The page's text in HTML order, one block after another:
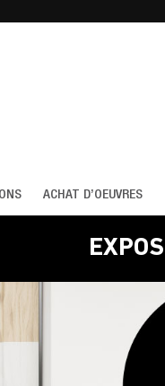
ACHAT D’OEUVRES